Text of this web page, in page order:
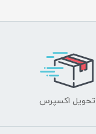
تحویل اکسپرس